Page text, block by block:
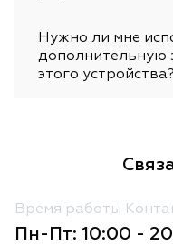
Нужно ли мне
дополнительную
этого устройства?
Время работы
Пн-Пт: 10:00 -